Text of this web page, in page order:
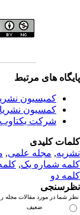
های مرتبط
کمیسیون
کمسیون
شرکت یکتاوب
کلیدی
,مجله علمی,
شماره یک,کلمه
دو
شما در مورد مقالات مجله
ضعیف